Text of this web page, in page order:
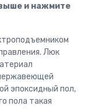
и нажмите
Люк
эпоксидный пол,
пола такая